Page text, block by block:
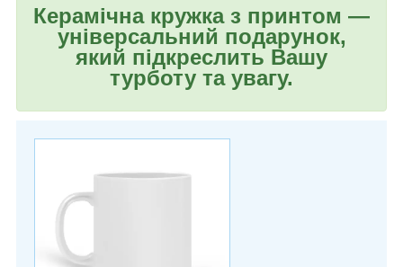
Керамічна кружка з принтом —
універсальний подарунок,
який підкреслить Вашу
турботу та увагу.